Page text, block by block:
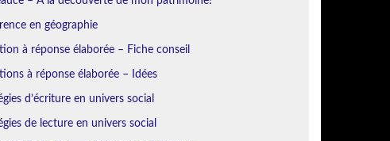
en géographie
à réponse élaborée – Fiche conseil
à réponse élaborée – Idées
d’écriture en univers social
de lecture en univers social